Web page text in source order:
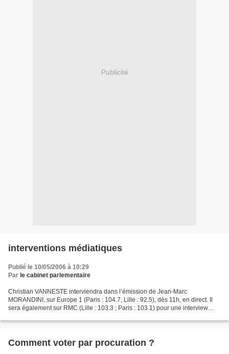
Publicité
interventions médiatiques
Publié le 10/05/2006 à 10:29
Par le cabinet parlementaire
Christian VANNESTE interviendra dans l’émission de Jean-Marc
MORANDINI, sur Europe 1 (Paris : 104.7, Lille : 92.5), dès 11h, en direct. Il
sera également sur RMC (Lille : 103.3 ; Paris : 103.1) pour une interview
Comment voter par procuration ?